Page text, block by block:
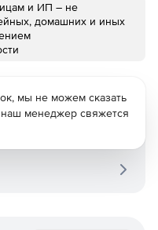
и ИП – не
домашних и иных
мы не можем сказать
наш менеджер свяжется